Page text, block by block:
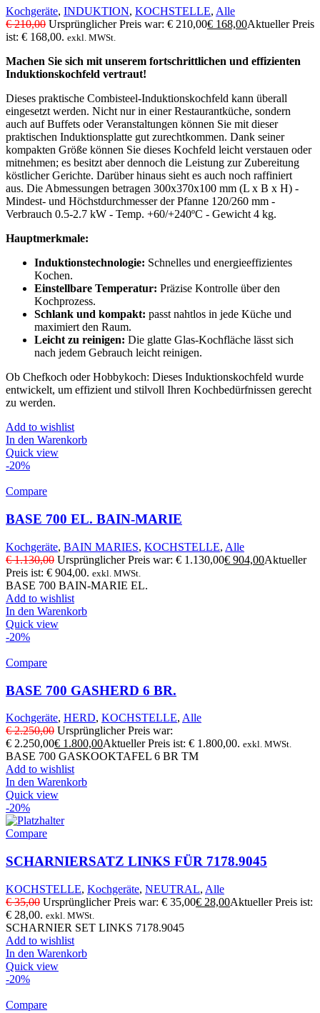
Kochgeräte, INDUKTION, KOCHSTELLE, Alle
€210,00 Ursprünglicher Preis war: € 210,00€ 168,00Aktueller Preis
ist: € 168,00. exkl. MWSt.
Machen Sie sich mit unserem fortschrittlichen und effizienten
Induktionskochfeld vertraut!
Dieses praktische Combisteel-Induktionskochfeld kann überall
eingesetzt werden. Nicht nur in einer Restaurantküche, sondern
auch auf Buffets oder Veranstaltungen können Sie mit dieser
praktischen Induktionsplatte gut zurechtkommen. Dank seiner
kompakten Größe können Sie dieses Kochfeld leicht verstauen oder
mitnehmen; es besitzt aber dennoch die Leistung zur Zubereitung
köstlicher Gerichte. Darüber hinaus sieht es auch noch raffiniert
aus. Die Abmessungen betragen 300x370x100 mm (L x B x H) -
Mindest- und Höchstdurchmesser der Pfanne 120/260 mm -
Verbrauch 0.5-2.7 kW - Temp. +60/+240ºC - Gewicht 4 kg.
Hauptmerkmale:
Induktionstechnologie: Schnelles und energieeffizientes
Kochen.
Einstellbare Temperatur: Präzise Kontrolle über den
Kochprozess.
Schlank und kompakt: passt nahtlos in jede Küche und
maximiert den Raum.
Leicht zu reinigen: Die glatte Glas-Kochfläche lässt sich
nach jedem Gebrauch leicht reinigen.
Ob Chefkoch oder Hobbykoch: Dieses Induktionskochfeld wurde
entwickelt, um effizient und stilvoll Ihren Kochbedürfnissen gerecht
zu werden.
Add to wishlist
In den Warenkorb
Quick view
-20%
Compare
BASE 700 EL. BAIN-MARIE
Kochgeräte, BAIN MARIES, KOCHSTELLE, Alle
€1.130,00 Ursprünglicher Preis war: € 1.130,00€ 904,00Aktueller
Preis ist: € 904,00. exkl. MWSt.
BASE 700 BAIN-MARIE EL.
Add to wishlist
In den Warenkorb
Quick view
-20%
Compare
BASE 700 GASHERD 6 BR.
Kochgeräte, HERD, KOCHSTELLE, Alle
€2.250,00 Ursprünglicher Preis war:
€ 2.250,00€ 1.800,00Aktueller Preis ist: € 1.800,00. exkl. MWSt.
BASE 700 GASKOOKTAFEL 6 BR TM
Add to wishlist
In den Warenkorb
Quick view
-20%
Compare
SCHARNIERSATZ LINKS FÜR 7178.9045
KOCHSTELLE, Kochgeräte, NEUTRAL, Alle
€35,00 Ursprünglicher Preis war: € 35,00€ 28,00Aktueller Preis ist:
€ 28,00. exkl. MWSt.
SCHARNIER SET LINKS 7178.9045
Add to wishlist
In den Warenkorb
Quick view
-20%
Compare